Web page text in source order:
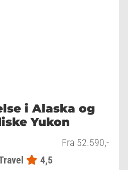
i Alaska og
Yukon
Fra 52.590,-
4,5